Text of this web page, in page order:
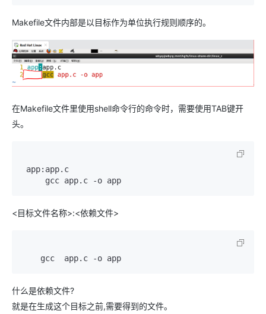
Makefile文件内部是以目标作为单位执行规则顺序的。
在Makefile文件里使用shell命令行的命令时，需要使用TAB键开
头。
     gcc app.c -o app
<目标文件名称>:<依赖文件>
    gcc  app.c -o app
什么是依赖文件?
就是在生成这个目标之前,需要得到的文件。